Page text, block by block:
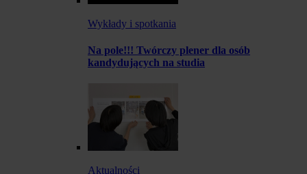
Wykłady i spotkania
Na pole!!! Twórczy plener dla osób
kandydujących na studia
Aktualności